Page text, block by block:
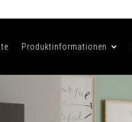
Produktinformationen